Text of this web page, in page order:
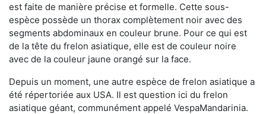
est faite de manière précise et formelle. Cette sous-
espèce possède un thorax complètement noir avec des
segments abdominaux en couleur brune. Pour ce qui est
de la tête du frelon asiatique, elle est de couleur noire
avec de la couleur jaune orangé sur la face.
Depuis un moment, une autre espèce de frelon asiatique a
été répertoriée aux USA. Il est question ici du frelon
asiatique géant, communément appelé VespaMandarinia.